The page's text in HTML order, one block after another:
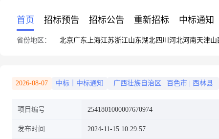
首页 招标预告 招标公告 重新招标 中标通知
省份地区： 北京广东 上海江苏浙江山东湖北四川 河北河南天津山
2026-08-07 中标｜中标通知 广西壮族自治区 百色市 西林县
项目编号 2541801000007670974
发布时间 2024-11-15 10:29:57